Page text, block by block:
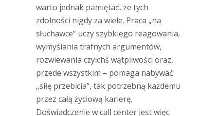
warto jednak pamiętać, że tych
zdolności nigdy za wiele. Praca „na
słuchawce” uczy szybkiego reagowania,
wymyślania trafnych argumentów,
rozwiewania czyichś wątpliwości oraz,
przede wszystkim – pomaga nabywać
„siłę przebicia”, tak potrzebną każdemu
przez całą życiową karierę.
Doświadczenie w call center jest więc